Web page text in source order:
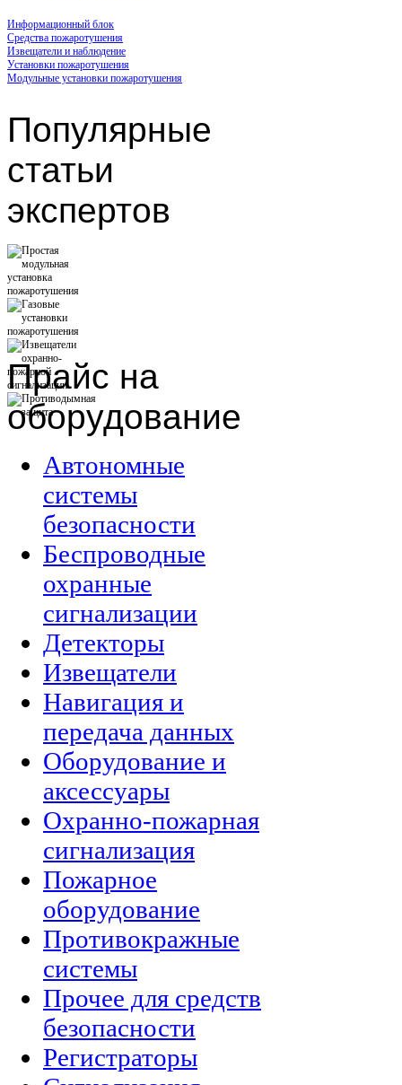
Информационный блок
Средства пожаротушения
Извещатели и наблюдение
Установки пожаротушения
Модульные установки пожаротушения
Популярные
статьи
экспертов
Прайс на
оборудование
Автономные
системы
безопасности
Беспроводные
охранные
сигнализации
Детекторы
Извещатели
Навигация и
передача данных
Оборудование и
аксессуары
Охранно-пожарная
сигнализация
Пожарное
оборудование
Противокражные
системы
Прочее для средств
безопасности
Регистраторы